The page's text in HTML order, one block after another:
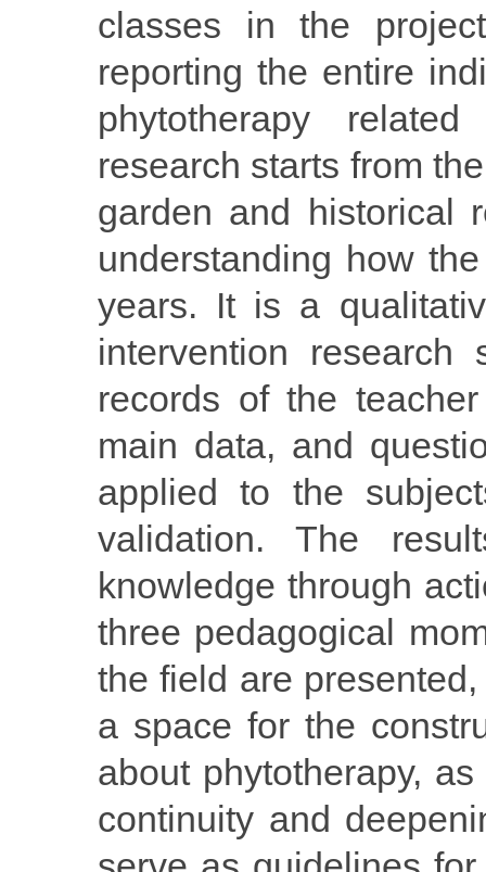
classes in the
reporting the entire
phytotherapy
research starts from
garden and historical
understanding how
years. It is a
intervention research
records of the
main data, and
applied to the
validation. The
knowledge through
three pedagogical
the field are
a space for the
about phytotherapy,
continuity and